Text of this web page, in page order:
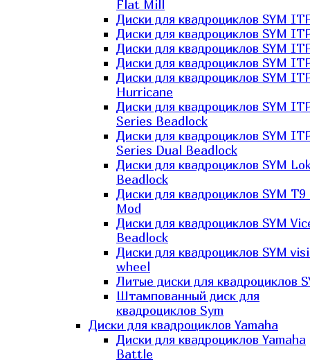
Flat Mill
Диски для квадроциклов SYM
Диски для квадроциклов SYM
Диски для квадроциклов SYM
Диски для квадроциклов SYM
Диски для квадроциклов SYM
Hurricane
Диски для квадроциклов SYM
Series Beadlock
Диски для квадроциклов SYM
Series Dual Beadlock
Диски для квадроциклов SYM
Beadlock
Диски для квадроциклов SYM T9
Mod
Диски для квадроциклов SYM
Beadlock
Диски для квадроциклов SYM
wheel
Литые диски для квадроциклов
Штампованный диск для
квадроциклов Sym
Диски для квадроциклов Yamaha
Диски для квадроциклов Yamaha
Battle